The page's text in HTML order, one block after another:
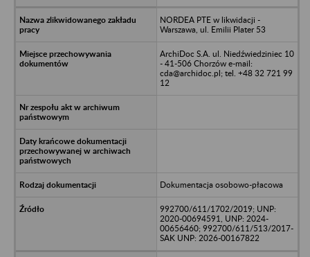
NORDEA PTE w likwidacji -
Warszawa, ul. Emilii Plater 53
ArchiDoc S.A. ul. Niedźwiedziniec 10
- 41-506 Chorzów e-mail:
cda@archidoc.pl; tel. +48 32 721 99
12
Dokumentacja osobowo-płacowa
992700/611/1702/2019; UNP:
2020-00694591, UNP: 2024-
00656460; 992700/611/513/2017-
SAK UNP: 2026-00167822